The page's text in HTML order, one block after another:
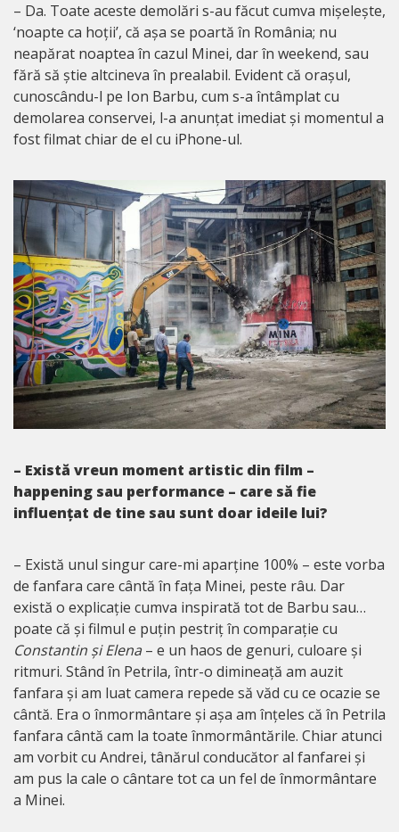
– Da. Toate aceste demolări s-au făcut cumva mișelește,
‘noapte ca hoții’, că așa se poartă în România; nu
neapărat noaptea în cazul Minei, dar în weekend, sau
fără să știe altcineva în prealabil. Evident că orașul,
cunoscându-l pe Ion Barbu, cum s-a întâmplat cu
demolarea conservei, l-a anunțat imediat și momentul a
fost filmat chiar de el cu iPhone-ul.
– Există vreun moment artistic din film –
happening sau performance – care să fie
influențat de tine sau sunt doar ideile lui?
– Există unul singur care-mi aparține 100% – este vorba
de fanfara care cântă în fața Minei, peste râu. Dar
există o explicație cumva inspirată tot de Barbu sau…
poate că și filmul e puțin pestriț în comparație cu
Constantin și Elena – e un haos de genuri, culoare și
ritmuri. Stând în Petrila, într-o dimineață am auzit
fanfara și am luat camera repede să văd cu ce ocazie se
cântă. Era o înmormântare și așa am înțeles că în Petrila
fanfara cântă cam la toate înmormântările. Chiar atunci
am vorbit cu Andrei, tânărul conducător al fanfarei și
am pus la cale o cântare tot ca un fel de înmormântare
a Minei.